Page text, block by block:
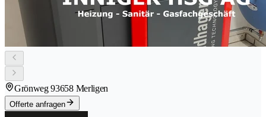
Grönweg 93658 Merligen
Offerte anfragen